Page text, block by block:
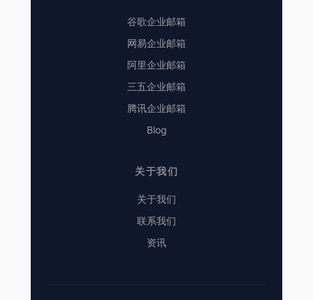
谷歌企业邮箱
网易企业邮箱
阿里企业邮箱
三五企业邮箱
腾讯企业邮箱
Blog
关于我们
关于我们
联系我们
资讯